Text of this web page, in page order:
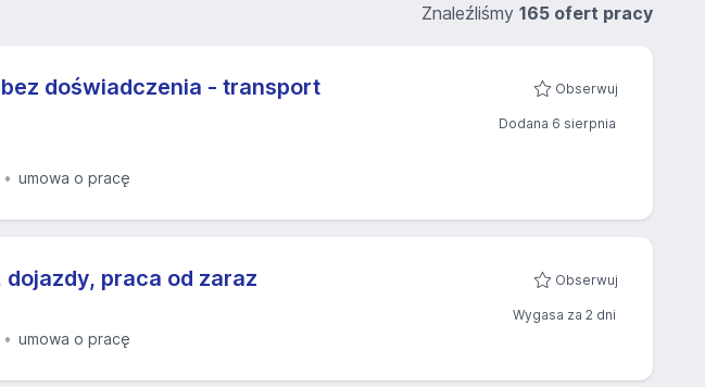
Znaleźliśmy 165 ofert pracy
doświadczenia - transport
umowa o pracę
Obserwuj
Dodana 6 sierpnia
praca od zaraz
umowa o pracę
Obserwuj
Wygasa za 2 dni